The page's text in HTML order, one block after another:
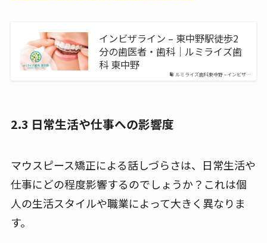
ルミライズ歯科東中野 – インビザ…
インビザライン – 東中野駅徒歩2
分の歯医者・歯科｜ルミライズ歯
科 東中野
2.3 日常生活や仕事への影響度
マウスピース矯正による話しづらさは、日常生活や
仕事にどの程度影響するのでしょうか？これは個
人の生活スタイルや職業によって大きく異なりま
す。